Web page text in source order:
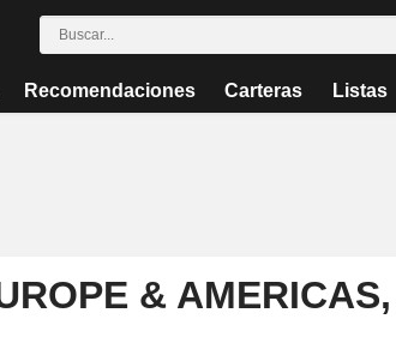
Recomendaciones Carteras Listas
& AMERICAS,